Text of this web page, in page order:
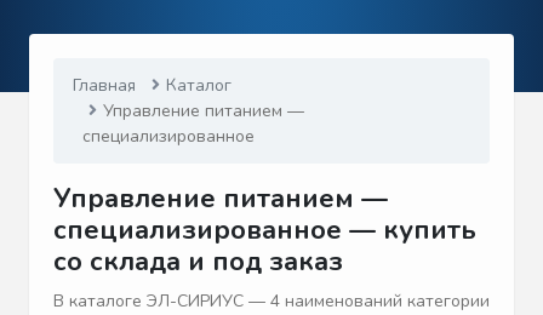
Главная
Каталог
Управление питанием —
специализированное
Управление питанием —
специализированное — купить
со склада и под заказ
В каталоге ЭЛ-СИРИУС — 4 наименований категории